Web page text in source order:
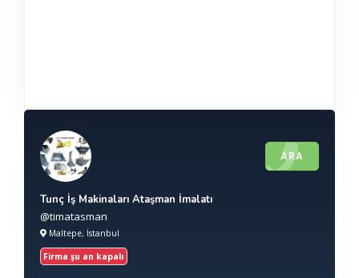
ARA
Tunç İş Makinaları Ataşman İmalatı
@timatasman
Maltepe, İstanbul
Firma şu an kapalı